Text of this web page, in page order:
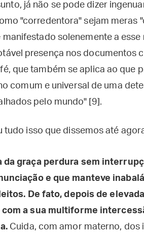
já não se pode dizer
"corredentora" sejam meras
solenemente a
presença nos documentos
que também se aplica ao que
comum e universal de uma
pelo mundo" [9].
isso que dissemos até
da graça perdura sem
e que manteve
De fato, depois de
a sua multiforme
Cuida, com amor materno, dos